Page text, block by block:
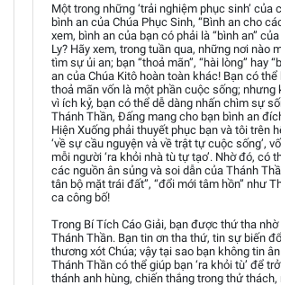
Một trong những ‘trải nghiệm phục sinh’ của
bình an của Chúa Phục Sinh, “Bình an cho
xem, bình an của bạn có phải là “bình an”
Ly? Hãy xem, trong tuần qua, những nơi nào
tìm sự ủi an; bạn “thoả mãn”, “hài lòng” hay
an của Chúa Kitô hoàn toàn khác! Bạn có
thoả mãn vốn là một phần cuộc sống; nhưng
vì ích kỷ, bạn có thể dễ dàng nhấn chìm sự
Thánh Thần, Đấng mang cho bạn bình an
Hiện Xuống phải thuyết phục bạn và tôi trên
‘về sự cầu nguyện và về trật tự cuộc sống’,
mỗi người ‘ra khỏi nhà tù tự tạo’. Nhờ đó, có
các nguồn ân sủng và soi dẫn của Thánh
tân bộ mặt trái đất”, “đổi mới tâm hồn” như
ca công bố!
Trong Bí Tích Cáo Giải, bạn được thứ tha
Thánh Thần. Bạn tin ơn tha thứ, tin sự biến
thương xót Chúa; vậy tại sao bạn không tin
Thánh Thần có thể giúp bạn ‘ra khỏi tù’ để
thánh anh hùng, chiến thắng trong thử thách,